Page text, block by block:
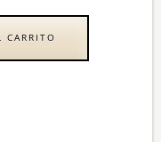
CARRITO